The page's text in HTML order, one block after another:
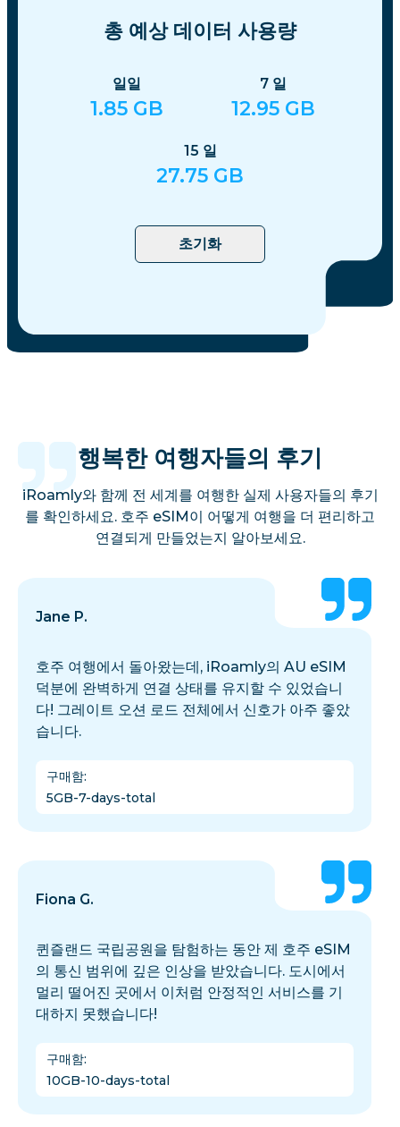
총 예상 데이터 사용량
일일
1.85 GB
7 일
12.95 GB
15 일
27.75 GB
초기화
행복한 여행자들의 후기
iRoamly와 함께 전 세계를 여행한 실제 사용자들의 후기
를 확인하세요. 호주 eSIM이 어떻게 여행을 더 편리하고
연결되게 만들었는지 알아보세요.
Jane P.
호주 여행에서 돌아왔는데, iRoamly의 AU eSIM
덕분에 완벽하게 연결 상태를 유지할 수 있었습니
다! 그레이트 오션 로드 전체에서 신호가 아주 좋았
습니다.
구매함:
5GB-7-days-total
Fiona G.
퀸즐랜드 국립공원을 탐험하는 동안 제 호주 eSIM
의 통신 범위에 깊은 인상을 받았습니다. 도시에서
멀리 떨어진 곳에서 이처럼 안정적인 서비스를 기
대하지 못했습니다!
구매함:
10GB-10-days-total